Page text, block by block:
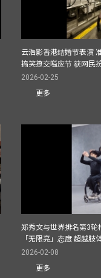
云浩影香港结婚节表演
搞笑撩交嗌应节 获网民
2026-02-25
更多
郑秀文与世界排名第3轮
「无限亮」态度 超越肢
2026-02-08
更多